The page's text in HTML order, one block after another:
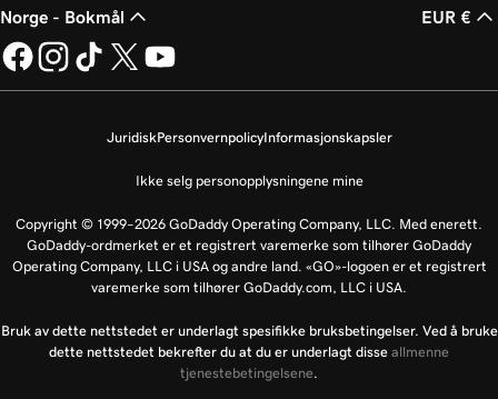
Norge - Bokmål EUR €
JuridiskPersonvernpolicyInformasjonskapsler
Ikke selg personopplysningene mine
Copyright © 1999–2026 GoDaddy Operating Company, LLC. Med enerett.
GoDaddy-ordmerket er et registrert varemerke som tilhører GoDaddy
Operating Company, LLC i USA og andre land. «GO»-logoen er et registrert
varemerke som tilhører GoDaddy.com, LLC i USA.
Bruk av dette nettstedet er underlagt spesifikke bruksbetingelser. Ved å bruke
dette nettstedet bekrefter du at du er underlagt disse allmenne
tjenestebetingelsene.